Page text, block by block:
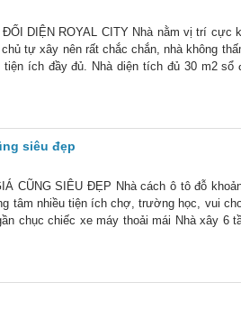
DIỆN ROYAL CITY Nhà nằm vị trí cực
tự xây nên rất chắc chắn, nhà không
ích đầy đủ. Nhà diện tích đủ 30 m2 sổ
siêu đẹp
CŨNG SIÊU ĐẸP Nhà cách ô tô đỗ
tâm nhiều tiện ích chợ, trường học, vui
chục chiếc xe máy thoải mái Nhà xây 6